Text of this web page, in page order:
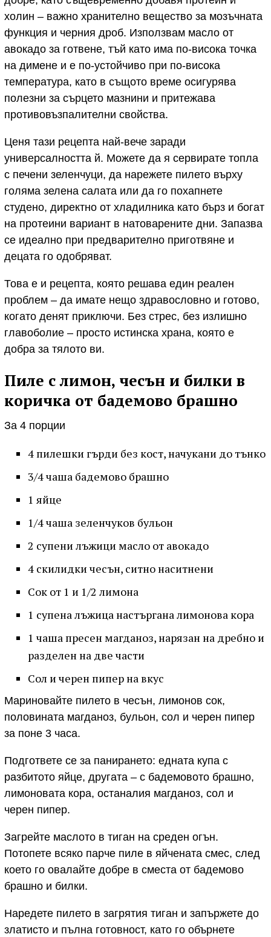
холин – важно хранително вещество за мозъчната
функция и черния дроб. Използвам масло от
авокадо за готвене, тъй като има по-висока точка
на димене и е по-устойчиво при по-висока
температура, като в същото време осигурява
полезни за сърцето мазнини и притежава
противовъзпалителни свойства.
Ценя тази рецепта най-вече заради
универсалността й. Можете да я сервирате топла
с печени зеленчуци, да нарежете пилето върху
голяма зелена салата или да го похапнете
студено, директно от хладилника като бърз и богат
на протеини вариант в натоварените дни. Запазва
се идеално при предварително приготвяне и
децата го одобряват.
Това е и рецепта, която решава един реален
проблем – да имате нещо здравословно и готово,
когато денят приключи. Без стрес, без излишно
главоболие – просто истинска храна, която е
добра за тялото ви.
Пиле с лимон, чесън и билки в
коричка от бадемово брашно
За 4 порции
4 пилешки гърди без кост, начукани до тънко
3/4 чаша бадемово брашно
1 яйце
1/4 чаша зеленчуков бульон
2 супени лъжици масло от авокадо
4 скилидки чесън, ситно наситнени
Сок от 1 и 1/2 лимона
1 супена лъжица настъргана лимонова кора
1 чаша пресен магданоз, нарязан на дребно и
разделен на две части
Сол и черен пипер на вкус
Мариновайте пилето в чесън, лимонов сок,
половината магданоз, бульон, сол и черен пипер
за поне 3 часа.
Подгответе се за панирането: едната купа с
разбитото яйце, другата – с бадемовото брашно,
лимоновата кора, останалия магданоз, сол и
черен пипер.
Загрейте маслото в тиган на среден огън.
Потопете всяко парче пиле в яйчената смес, след
което го овалайте добре в сместа от бадемово
брашно и билки.
Наредете пилето в загрятия тиган и запържете до
златисто и пълна готовност, като го обърнете